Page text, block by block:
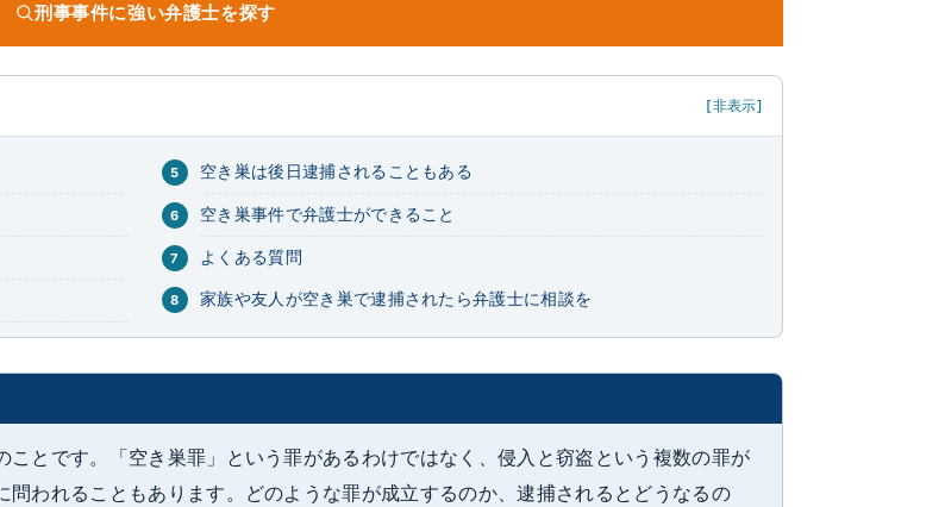
刑事事件に強い弁護士を探す
[非表示]
空き巣は後日逮捕されることもある
空き巣事件で弁護士ができること
よくある質問
家族や友人が空き巣で逮捕されたら弁護士に相談を
とです。「空き巣罪」という罪があるわけではなく、侵入と窃盗という複数の罪が
われることもあります。どのような罪が成立するのか、逮捕されるとどうなるの